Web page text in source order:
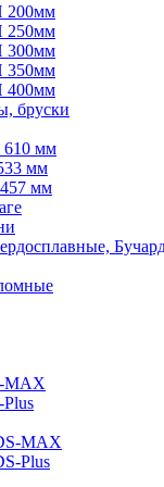
200мм
250мм
300мм
350мм
400мм
бруски
610 мм
мм
мм
MAX
MAX
Plus